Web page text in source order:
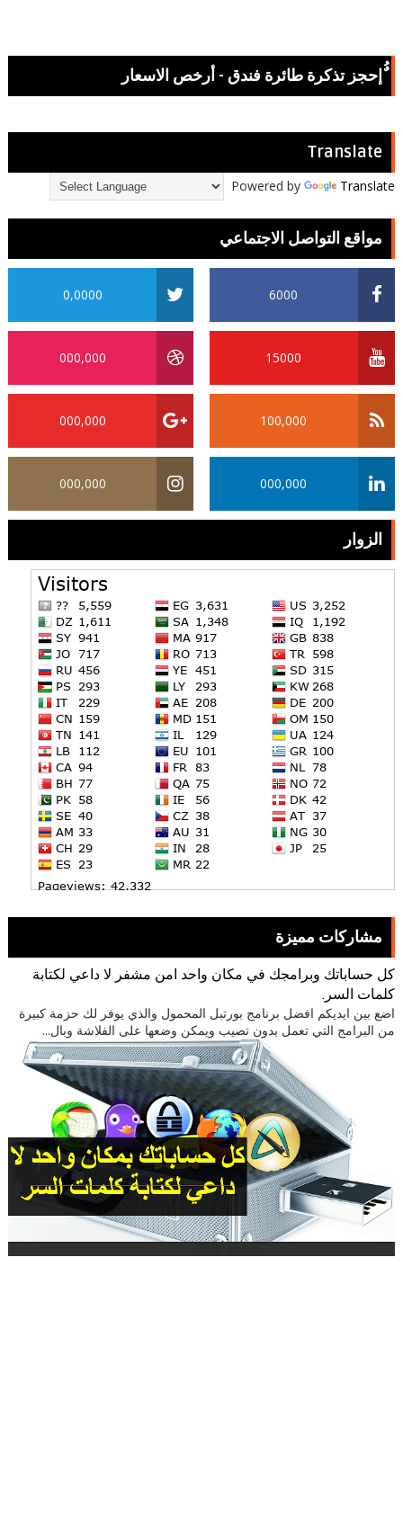
ٌُإحجز تذكرة طائرة فندق - أرخص الاسعار
Translate
Powered by Translate
مواقع التواصل الاجتماعي
6000
0,0000
15000
000,000
100,000
000,000
000,000
000,000
الزوار
مشاركات مميزة
كل حساباتك وبرامجك في مكان واحد امن مشفر لا داعي لكتابة
كلمات السر.
اضع بين ايديكم افضل برنامج بورتبل المحمول والذي يوفر لك حزمة كبيرة
من البرامج التي تعمل بدون تصيب ويمكن وضعها على الفلاشة وبال...